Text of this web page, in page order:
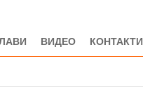
ВИДЕО КОНТАКТИ